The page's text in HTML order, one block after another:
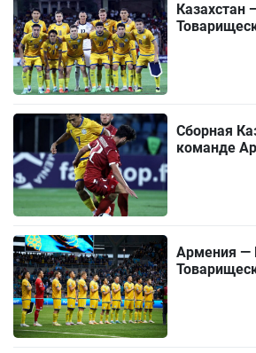
Казахстан
Сборная
команде
Армения —